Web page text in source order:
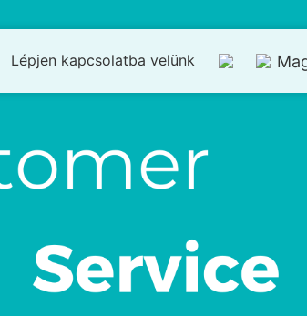
Lépjen kapcsolatba velünk